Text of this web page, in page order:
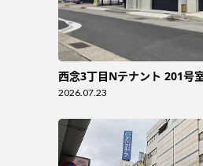
西念3丁目Nテナント 201号
2026.07.23